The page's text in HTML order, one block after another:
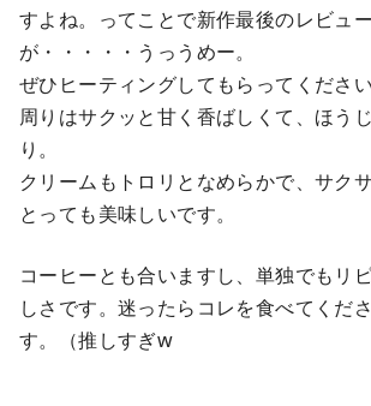
すよね。ってことで新作最後のレビュ
が・・・・・うっうめー。
ぜひヒーティングしてもらってください
周りはサクッと甘く香ばしくて、ほう
り。
クリームもトロリとなめらかで、サク
とっても美味しいです。
コーヒーとも合いますし、単独でもリ
しさです。迷ったらコレを食べてくだ
す。（推しすぎw